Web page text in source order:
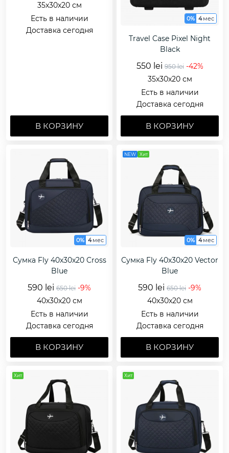
35x30x20 см
Есть в наличии
Доставка сегодня
В КОРЗИНУ
0% 4 мес
Travel Case Pixel Night
Black
550 lei 950 lei -42%
35x30x20 см
Есть в наличии
Доставка сегодня
В КОРЗИНУ
0% 4 мес
Сумка Fly 40x30x20 Cross
Blue
590 lei 650 lei -9%
40x30x20 см
Есть в наличии
Доставка сегодня
В КОРЗИНУ
NEW Хит
0% 4 мес
Сумка Fly 40x30x20 Vector
Blue
590 lei 650 lei -9%
40x30x20 см
Есть в наличии
Доставка сегодня
В КОРЗИНУ
Хит Хит